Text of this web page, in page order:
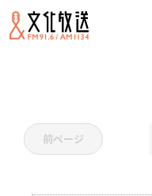
前ページ